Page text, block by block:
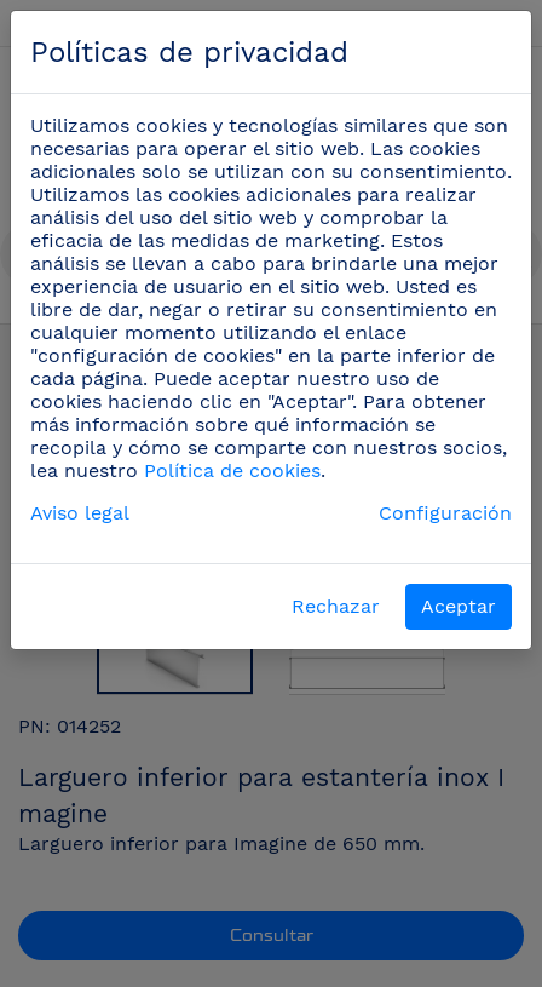
Estanterías inox Imagine© (20)
PN: 014252
Larguero inferior para estantería inox I
magine
Larguero inferior para Imagine de 650 mm.
Consultar
Políticas de privacidad
Utilizamos cookies y tecnologías similares que son
necesarias para operar el sitio web. Las cookies
adicionales solo se utilizan con su consentimiento.
Utilizamos las cookies adicionales para realizar
análisis del uso del sitio web y comprobar la
eficacia de las medidas de marketing. Estos
análisis se llevan a cabo para brindarle una mejor
experiencia de usuario en el sitio web. Usted es
libre de dar, negar o retirar su consentimiento en
cualquier momento utilizando el enlace
"configuración de cookies" en la parte inferior de
cada página. Puede aceptar nuestro uso de
cookies haciendo clic en "Aceptar". Para obtener
más información sobre qué información se
recopila y cómo se comparte con nuestros socios,
lea nuestro Política de cookies.
Aviso legal
Configuración
Rechazar Aceptar